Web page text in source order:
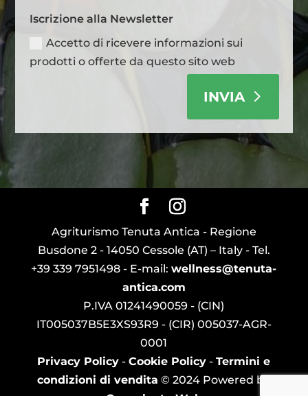
Iscrizione alla Newsletter
Accetto di ricevere informazioni sui
prodotti o offerte da questo sito web
INVIA
Agriturismo Tenuta Antica - Regione
Busdone 2 - 14050 Cessole (AT) – Italy - Tel.
+39 339 7951498 - E-mail:wellness@tenuta-
antica.com
P.IVA 01241490059 - (CIN)
IT005037B5E3XS93R9 - (CIR) 005037-AGR-
0001
Privacy Policy -Cookie Policy -Termini e
condizioni di vendita © 2024 Powered by